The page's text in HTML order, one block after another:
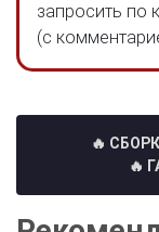
запросить по
(с
🔥
🔥